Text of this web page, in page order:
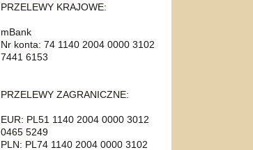
PRZELEWY KRAJOWE:
mBank
Nr konta: 74 1140 2004 0000 3102
7441 6153
PRZELEWY ZAGRANICZNE:
EUR: PL51 1140 2004 0000 3012
0465 5249
PLN: PL74 1140 2004 0000 3102